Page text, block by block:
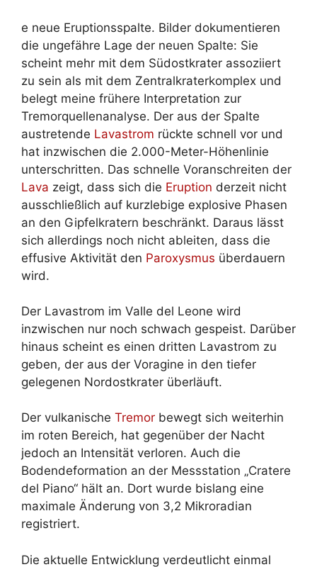
e neue Eruptionsspalte. Bilder dokumentieren
die ungefähre Lage der neuen Spalte: Sie
scheint mehr mit dem Südostkrater assoziiert
zu sein als mit dem Zentralkraterkomplex und
belegt meine frühere Interpretation zur
Tremorquellenanalyse. Der aus der Spalte
austretende Lavastrom rückte schnell vor und
hat inzwischen die 2.000-Meter-Höhenlinie
unterschritten. Das schnelle Voranschreiten der
Lava zeigt, dass sich die Eruption derzeit nicht
ausschließlich auf kurzlebige explosive Phasen
an den Gipfelkratern beschränkt. Daraus lässt
sich allerdings noch nicht ableiten, dass die
effusive Aktivität den Paroxysmus überdauern
wird.
Der Lavastrom im Valle del Leone wird
inzwischen nur noch schwach gespeist. Darüber
hinaus scheint es einen dritten Lavastrom zu
geben, der aus der Voragine in den tiefer
gelegenen Nordostkrater überläuft.
Der vulkanische Tremor bewegt sich weiterhin
im roten Bereich, hat gegenüber der Nacht
jedoch an Intensität verloren. Auch die
Bodendeformation an der Messstation „Cratere
del Piano“ hält an. Dort wurde bislang eine
maximale Änderung von 3,2 Mikroradian
registriert.
Die aktuelle Entwicklung verdeutlicht einmal